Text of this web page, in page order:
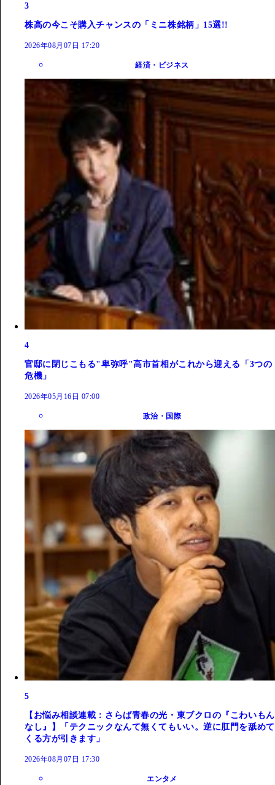
3
株高の今こそ購入チャンスの「ミニ株銘柄」15選!!
2026年08月07日 17:20
経済・ビジネス
4
官邸に閉じこもる"卑弥呼"高市首相がこれから迎える「3つの
危機」
2026年05月16日 07:00
政治・国際
5
【お悩み相談連載：さらば青春の光・東ブクロの『こわいもん
なし』】「テクニックなんて無くてもいい。逆に肛門を舐めて
くる方が引きます」
2026年08月07日 17:30
エンタメ